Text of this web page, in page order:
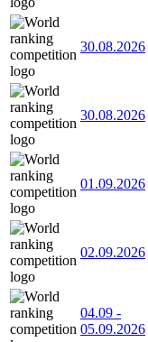
30.08.2026
30.08.2026
01.09.2026
02.09.2026
04.09 -
05.09.2026